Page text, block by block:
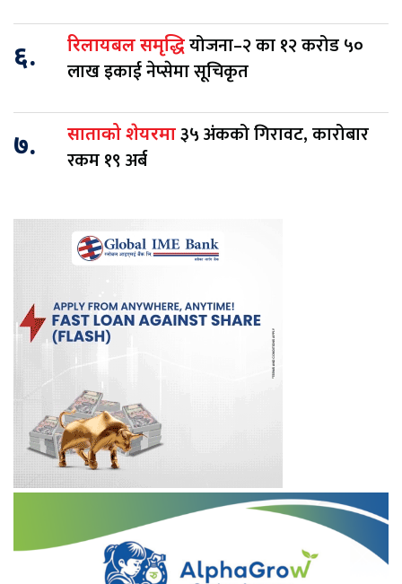
६. रिलायबल समृद्धियोजना–२ का १२ करोड ५०
लाख इकाई नेप्सेमा सूचिकृत
७. साताको शेयरमा३५ अंकको गिरावट, कारोबार
रकम १९ अर्ब